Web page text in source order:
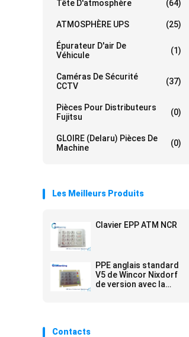
Tête D'atmosphère (64)
ATMOSPHÈRE UPS (25)
Épurateur D'air De
Véhicule
(1)
Caméras De Sécurité
CCTV
(37)
Pièces Pour Distributeurs
Fujitsu
(0)
GLOIRE (Delaru) Pièces De
Machine
(0)
Les Meilleurs Produits
Clavier EPP ATM NCR
PPE anglais standard
V5 de Wincor Nixdorf
de version avec la
Contacts